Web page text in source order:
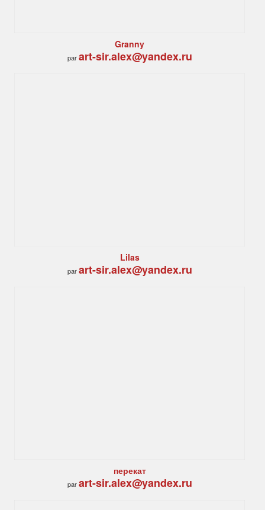
Granny
parart-sir.alex@yandex.ru
Lilas
parart-sir.alex@yandex.ru
перекат
parart-sir.alex@yandex.ru